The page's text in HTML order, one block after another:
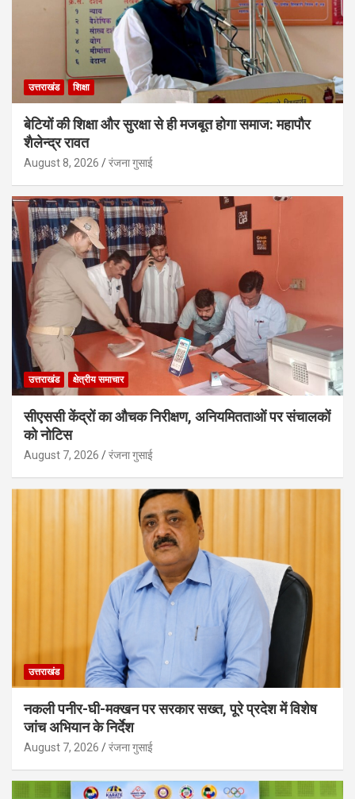
उत्तराखंड शिक्षा
बेटियों की शिक्षा और सुरक्षा से ही मजबूत होगा समाज: महापौर
शैलेन्द्र रावत
August 8, 2026 रंजना गुसाई
उत्तराखंड क्षेत्रीय समाचार
सीएससी केंद्रों का औचक निरीक्षण, अनियमितताओं पर संचालकों
को नोटिस
August 7, 2026 रंजना गुसाई
उत्तराखंड
नकली पनीर-घी-मक्खन पर सरकार सख्त, पूरे प्रदेश में विशेष
जांच अभियान के निर्देश
August 7, 2026 रंजना गुसाई